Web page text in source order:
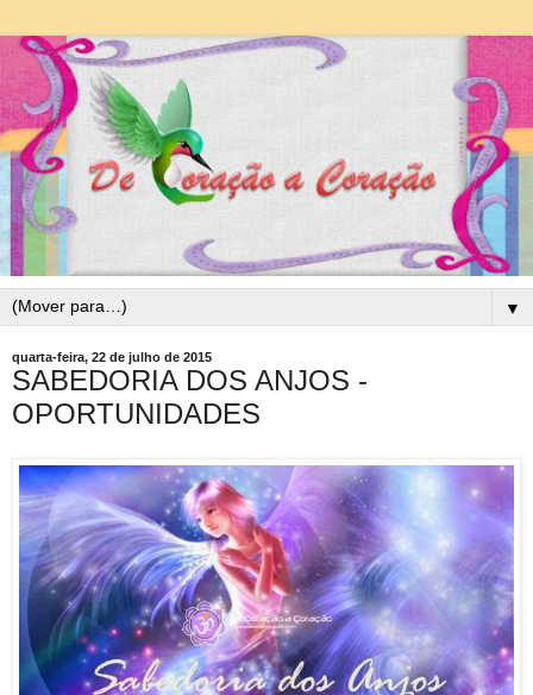
▼
quarta-feira, 22 de julho de 2015
SABEDORIA DOS ANJOS -
OPORTUNIDADES